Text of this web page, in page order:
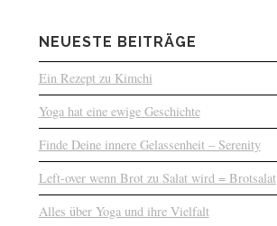
NEUESTE BEITRÄGE
Ein Rezept zu Kimchi
Yoga hat eine ewige Geschichte
Finde Deine innere Gelassenheit – Serenity
Left-over wenn Brot zu Salat wird = Brotsalat
Alles über Yoga und ihre Vielfalt